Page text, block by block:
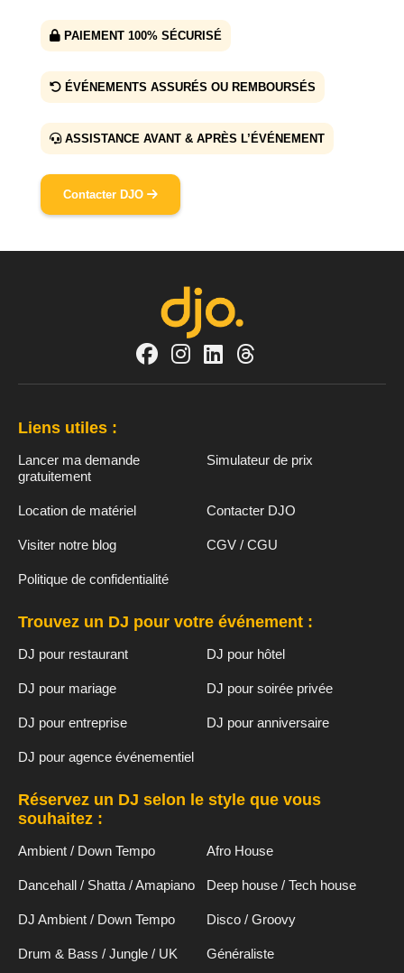
PAIEMENT 100% SÉCURISÉ
ÉVÉNEMENTS ASSURÉS OU REMBOURSÉS
ASSISTANCE AVANT & APRÈS L’ÉVÉNEMENT
Contacter DJO
Liens utiles :
Lancer ma demande
gratuitement
Simulateur de prix
Location de matériel Contacter DJO
Visiter notre blog CGV / CGU
Politique de confidentialité
Trouvez un DJ pour votre événement :
DJ pour restaurant DJ pour hôtel
DJ pour mariage DJ pour soirée privée
DJ pour entreprise DJ pour anniversaire
DJ pour agence événementiel
Réservez un DJ selon le style que vous
souhaitez :
Ambient / Down Tempo Afro House
Dancehall / Shatta / Amapiano Deep house / Tech house
DJ Ambient / Down Tempo Disco / Groovy
Drum & Bass / Jungle / UK Généraliste